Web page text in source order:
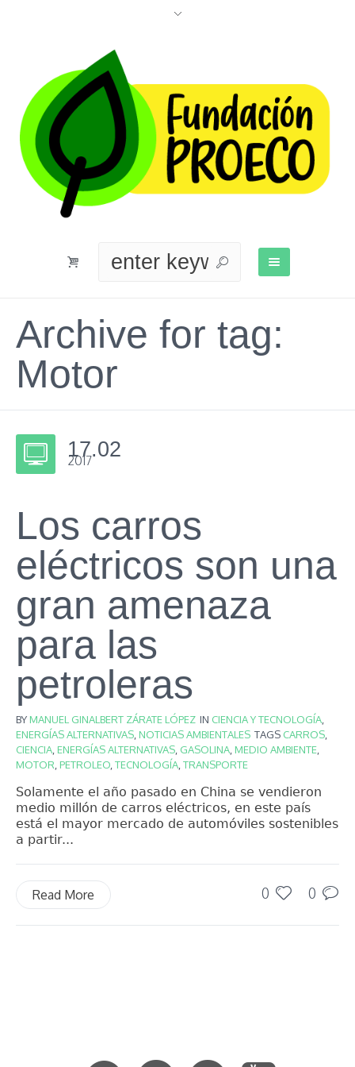
Archive for tag:
Motor
17.02
2017
Los carros
eléctricos son una
gran amenaza
para las
petroleras
BYMANUEL GINALBERT ZÁRATE LÓPEZ IN CIENCIA Y TECNOLOGÍA
ENERGÍAS ALTERNATIVAS NOTICIAS AMBIENTALES TAGS CARROS
CIENCIA ENERGÍAS ALTERNATIVAS GASOLINA MEDIO AMBIENTE
MOTOR PETROLEO TECNOLOGÍA TRANSPORTE
Solamente el año pasado en China se vendieron
medio millón de carros eléctricos, en este país
está el mayor mercado de automóviles sostenibles
a partir...
0 0
Read More